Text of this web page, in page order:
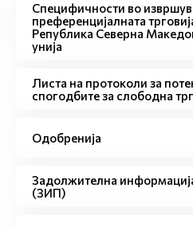
Специфичности во
преференцијалната
Република Северна
унија
Листа на протоколи за
спогодбите за слободна
Одобренија
Задолжителна
(ЗИП)